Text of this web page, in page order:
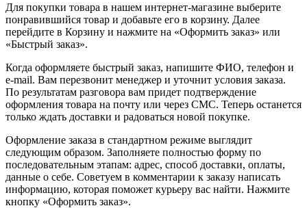
Для покупки товара в нашем интернет-магазине выберите
понравившийся товар и добавьте его в корзину. Далее
перейдите в Корзину и нажмите на «Оформить заказ» или
«Быстрый заказ».
Когда оформляете быстрый заказ, напишите ФИО, телефон и
e-mail. Вам перезвонит менеджер и уточнит условия заказа.
По результатам разговора вам придет подтверждение
оформления товара на почту или через СМС. Теперь останется
только ждать доставки и радоваться новой покупке.
Оформление заказа в стандартном режиме выглядит
следующим образом. Заполняете полностью форму по
последовательным этапам: адрес, способ доставки, оплаты,
данные о себе. Советуем в комментарии к заказу написать
информацию, которая поможет курьеру вас найти. Нажмите
кнопку «Оформить заказ».